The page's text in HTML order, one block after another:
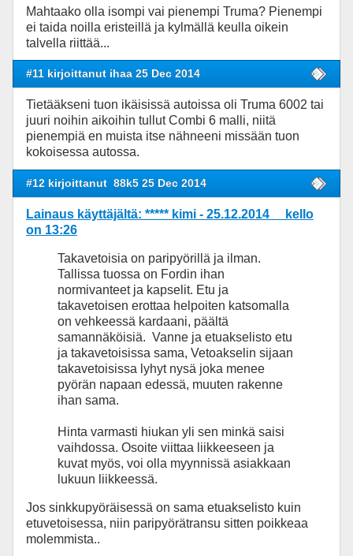
Mahtaako olla isompi vai pienempi Truma? Pienempi
ei taida noilla eristeillä ja kylmällä keulla oikein
talvella riittää...
#11 kirjoittanut ihaa 25 Dec 2014
Tietääkseni tuon ikäisissä autoissa oli Truma 6002 tai
juuri noihin aikoihin tullut Combi 6 malli, niitä
pienempiä en muista itse nähneeni missään tuon
kokoisessa autossa.
#12 kirjoittanut 88k5 25 Dec 2014
Lainaus käyttäjältä: ***** kimi - 25.12.2014 kello
on 13:26
Takavetoisia on paripyörillä ja ilman.
Tallissa tuossa on Fordin ihan
normivanteet ja kapselit. Etu ja
takavetoisen erottaa helpoiten katsomalla
on vehkeessä kardaani, päältä
samannäköisiä. Vanne ja etuakselisto etu
ja takavetoisissa sama, Vetoakselin sijaan
takavetoisissa lyhyt nysä joka menee
pyörän napaan edessä, muuten rakenne
ihan sama.
Hinta varmasti hiukan yli sen minkä saisi
vaihdossa. Osoite viittaa liikkeeseen ja
kuvat myös, voi olla myynnissä asiakkaan
lukuun liikkeessä.
Jos sinkkupyöräisessä on sama etuakselisto kuin
etuvetoisessa, niin paripyörätransu sitten poikkeaa
molemmista..